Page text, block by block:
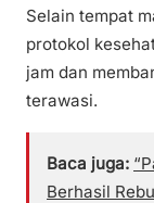
Selain tempat
protokol
jam dan
terawasi.
Baca juga:
Berhasil